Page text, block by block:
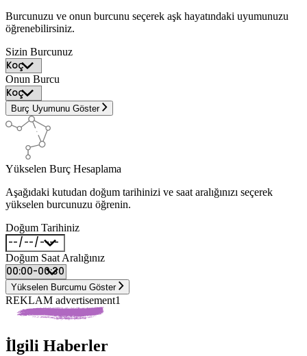
Burcunuzu ve onun burcunu seçerek aşk hayatındaki uyumunuzu
öğrenebilirsiniz.
Sizin Burcunuz
Onun Burcu
Burç Uyumunu Göster
Yükselen Burç Hesaplama
Aşağıdaki kutudan doğum tarihinizi ve saat aralığınızı seçerek
yükselen burcunuzu öğrenin.
Doğum Tarihiniz
Doğum Saat Aralığınız
Yükselen Burcumu Göster
REKLAM advertisement1
İlgili Haberler